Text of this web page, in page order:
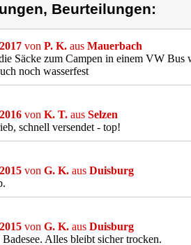
Beurteilungen:
von P. K. aus Mauerbach
Säcke zum Campen in einem VW Bus
noch wasserfest
von K. T. aus Selzen
schnell versendet - top!
von G. K. aus Duisburg
von G. K. aus Duisburg
Alles bleibt sicher trocken.